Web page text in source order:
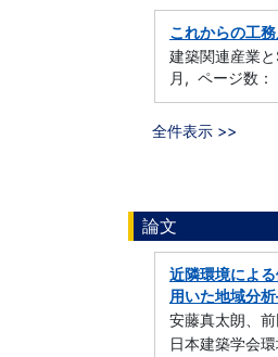
これからの工
建築関連産業
月, ページ数
全件表示 >>
論文
近隣環境によ
用いた地域分
安藤真太朗、
日本建築学会